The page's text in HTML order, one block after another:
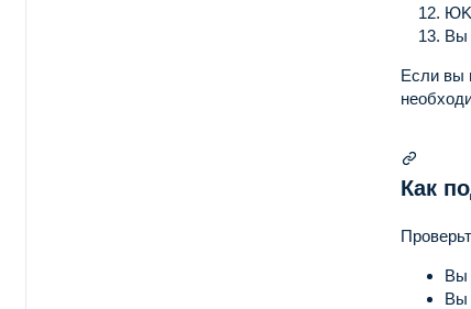
Вы
Если вы
Как
Вы
Вы